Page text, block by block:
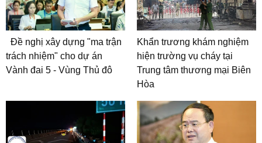
Đề nghị xây dựng "ma trận
trách nhiệm" cho dự án
Vành đai 5 - Vùng Thủ đô
Khẩn trương khám nghiệm
hiện trường vụ cháy tại
Trung tâm thương mại Biên
Hòa